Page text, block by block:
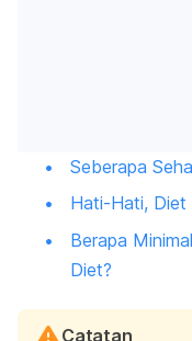
Seberapa
Hati-Hati, Diet
Berapa
Diet?
Catatan